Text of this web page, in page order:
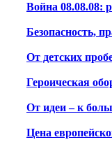
Война 08.08.08:
Безопасность,
От детских
Героическая
От идеи – к
Цена